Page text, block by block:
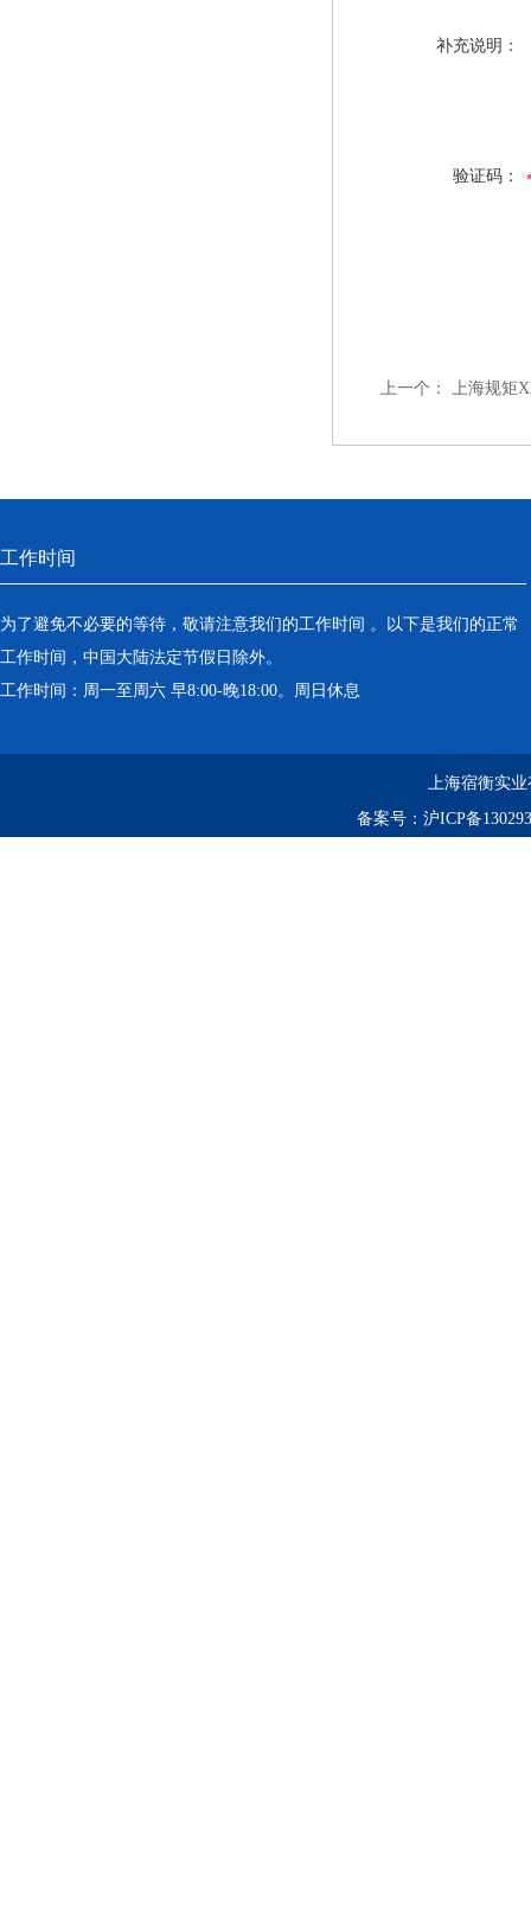
补充说明：
验证码：
上一个： 上海规矩
工作时间
为了避免不必要的等待，敬请注意我们的工作时间 。以下是我们的正常
工作时间，中国大陆法定节假日除外。
工作时间：周一至周六 早8:00-晚18:00。周日休息
上海宿衡实
备案号： 沪ICP备